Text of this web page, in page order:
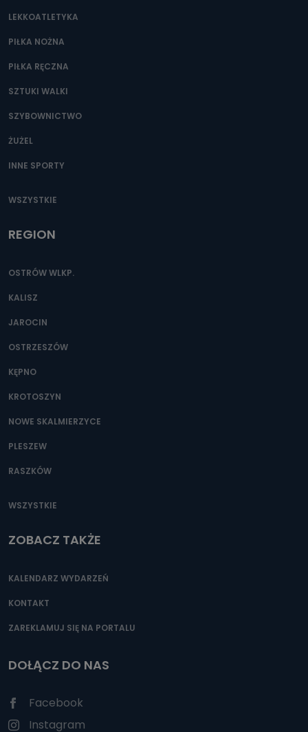
LEKKOATLETYKA
PIŁKA NOŻNA
PIŁKA RĘCZNA
SZTUKI WALKI
SZYBOWNICTWO
ŻUŻEL
INNE SPORTY
WSZYSTKIE
REGION
OSTRÓW WLKP.
KALISZ
JAROCIN
OSTRZESZÓW
KĘPNO
KROTOSZYN
NOWE SKALMIERZYCE
PLESZEW
RASZKÓW
WSZYSTKIE
ZOBACZ TAKŻE
KALENDARZ WYDARZEŃ
KONTAKT
ZAREKLAMUJ SIĘ NA PORTALU
DOŁĄCZ DO NAS
Facebook
Instagram